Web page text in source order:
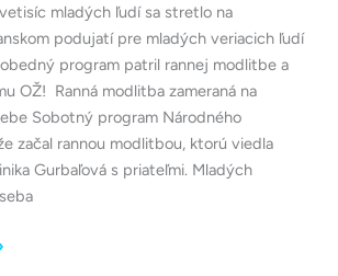
mladých ľudí sa stretlo na
podujatí pre mladých veriacich ľudí
program patril rannej modlitbe a
OŽ! Ranná modlitba zameraná na
Sobotný program Národného
začal rannou modlitbou, ktorú viedla
Gurbaľová s priateľmi. Mladých